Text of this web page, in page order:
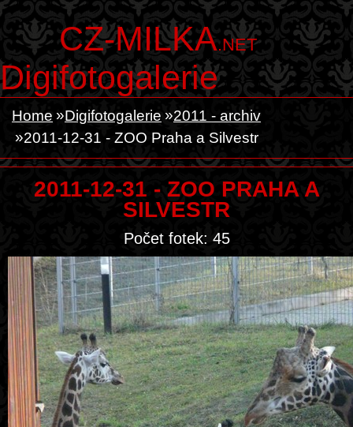
CZ-MILKA.NET
Digifotogalerie
Home Digifotogalerie
2011 - archiv
2011-12-31 - ZOO Praha a Silvestr
2011-12-31 - ZOO PRAHA A
SILVESTR
Počet fotek: 45